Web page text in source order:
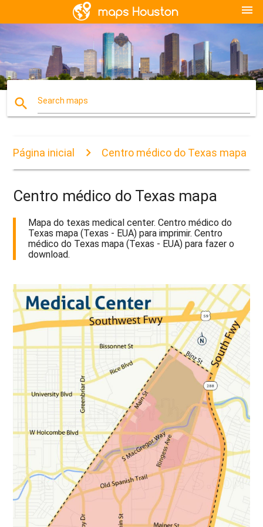
menu
search Search maps
Página inicial Centro médico do Texas mapa
Centro médico do Texas mapa
Mapa do texas medical center. Centro médico do
Texas mapa (Texas - EUA) para imprimir. Centro
médico do Texas mapa (Texas - EUA) para fazer o
download.